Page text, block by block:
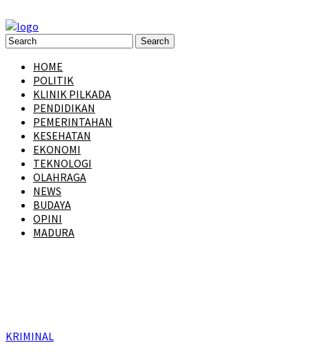
HOME
POLITIK
KLINIK PILKADA
PENDIDIKAN
PEMERINTAHAN
KESEHATAN
EKONOMI
TEKNOLOGI
OLAHRAGA
NEWS
BUDAYA
OPINI
MADURA
KRIMINAL